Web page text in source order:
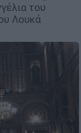
του
Λουκά